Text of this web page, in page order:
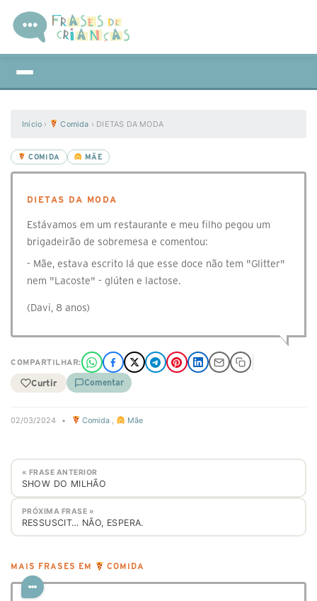
Início › Comida › DIETAS DA MODA
COMIDA MÃE
DIETAS DA MODA
Estávamos em um restaurante e meu filho pegou um
brigadeirão de sobremesa e comentou:
- Mãe, estava escrito lá que esse doce não tem "Glitter"
nem "Lacoste" - glúten e lactose.
(Davi, 8 anos)
COMPARTILHAR:
Curtir Comentar
02/03/2024 • Comida , Mãe
« FRASE ANTERIOR
SHOW DO MILHÃO
PRÓXIMA FRASE »
RESSUSCIT… NÃO, ESPERA.
MAIS FRASES EM COMIDA